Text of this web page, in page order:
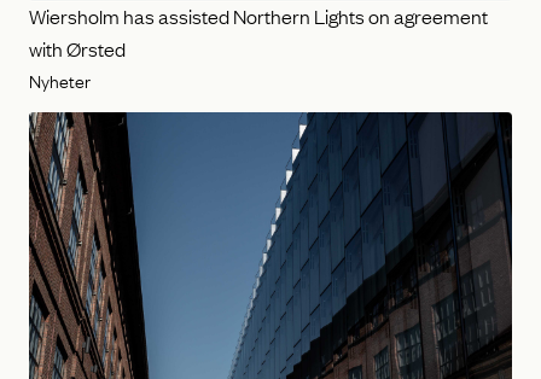
Wiersholm has assisted Northern Lights on agreement
with Ørsted
Nyheter